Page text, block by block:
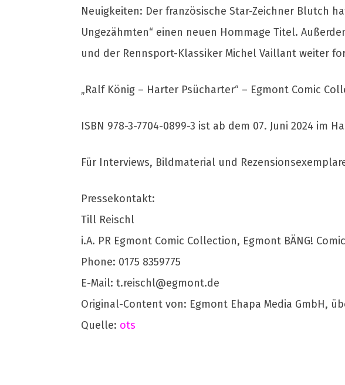
Neuigkeiten: Der französische Star-Zeichner Blutch
Ungezähmten“ einen neuen Hommage Titel.
und der Rennsport-Klassiker Michel Vaillant weiter
„Ralf König – Harter Psücharter“ – Egmont Comic
ISBN 978-3-7704-0899-3 ist ab dem 07. Juni 2024
Für Interviews, Bildmaterial und
Pressekontakt:
Till Reischl
i.A. PR Egmont Comic Collection, Egmont BÄNG!
Phone: 0175 8359775
E-Mail: t.reischl@egmont.de
Original-Content von: Egmont Ehapa Media GmbH,
Quelle: ots